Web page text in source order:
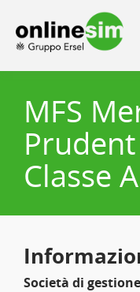
MFS
Classe
Società di